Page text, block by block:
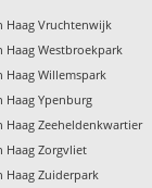
Haag Vruchtenwijk
Haag Westbroekpark
Haag Willemspark
Haag Ypenburg
Haag Zeeheldenkwartier
Haag Zorgvliet
Haag Zuiderpark